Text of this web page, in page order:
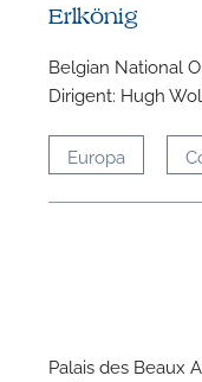
Erlkönig
Belgian National
Dirigent: Hugh
Europa
Palais des Beaux